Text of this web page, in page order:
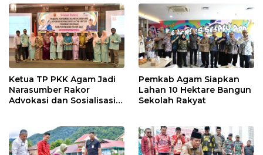
Ketua TP PKK Agam Jadi
Narasumber Rakor
Advokasi dan Sosialisasi
Pemkab Agam Siapkan
Lahan 10 Hektare Bangun
Sekolah Rakyat